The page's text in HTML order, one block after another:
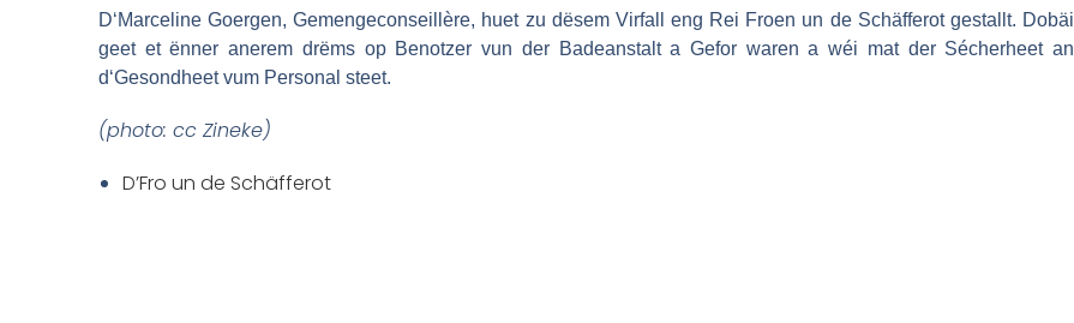
D‘Marceline Goergen, Gemengeconseillère, huet zu dësem Virfall eng Rei Froen un de Schäfferot gestallt. Dobäi
geet et ënner anerem drëms op Benotzer vun der Badeanstalt a Gefor waren a wéi mat der Sécherheet an
d‘Gesondheet vum Personal steet.
(photo: cc Zineke)
D’Fro un de Schäfferot